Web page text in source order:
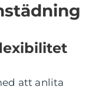
att anlita